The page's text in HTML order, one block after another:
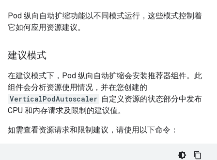
Pod 纵向自动扩缩功能以不同模式运行，这些模式控制着
它如何应用资源建议。
建议模式
在建议模式下，Pod 纵向自动扩缩会安装推荐器组件。此
组件会分析资源使用情况，并在您创建的
VerticalPodAutoscaler 自定义资源的状态部分中发布
CPU 和内存请求及限制的建议值。
如需查看资源请求和限制建议，请使用以下命令：